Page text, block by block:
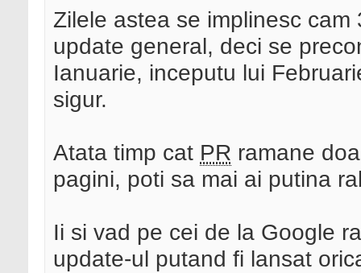
Zilele astea se implinesc
update general, deci se
Ianuarie, inceputu lui
sigur.
Atata timp cat PR ramane
pagini, poti sa mai ai putina
Ii si vad pe cei de la Google
update-ul putand fi lansat